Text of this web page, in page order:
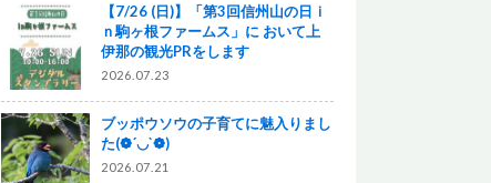
【7/26 (日)】「第3回信州山の日ｉ
ｎ駒ヶ根ファームス」に おいて上
伊那の観光PRをします
2026.07.23
ブッポウソウの子育てに魅入りまし
た(❁´◡`❁)
2026.07.21